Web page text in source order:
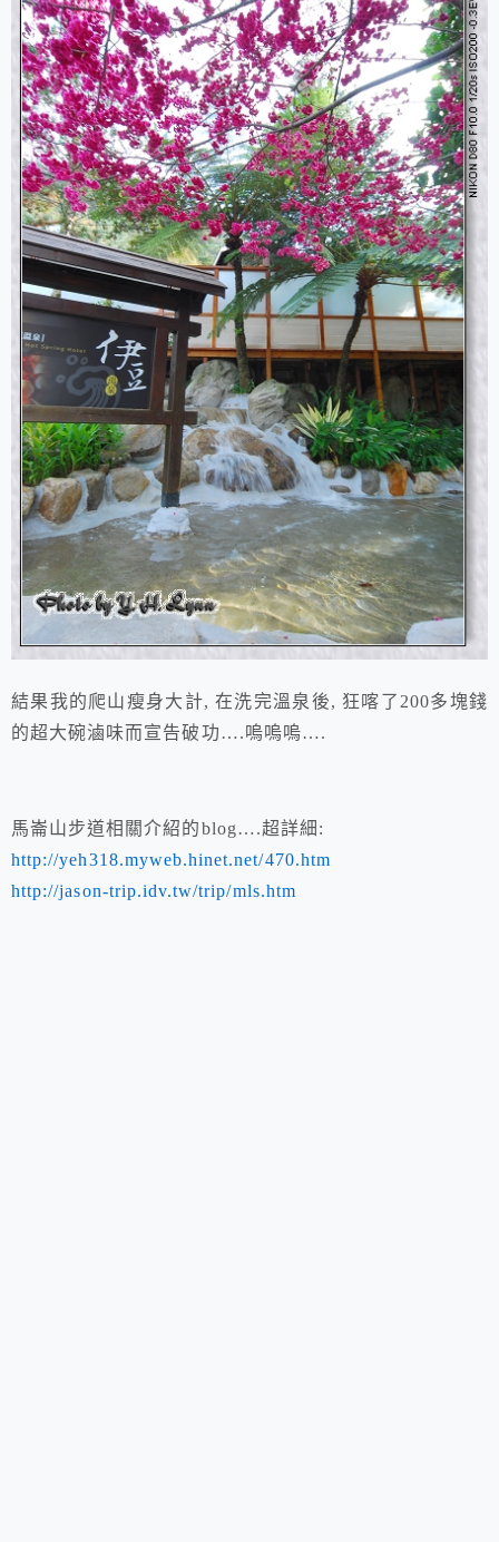
結果我的爬山瘦身大計, 在洗完溫泉後, 狂喀了200多塊錢
的超大碗滷味而宣告破功….嗚嗚嗚….
馬崙山步道相關介紹的blog….超詳細:
http://yeh318.myweb.hinet.net/470.htm
http://jason-trip.idv.tw/trip/mls.htm